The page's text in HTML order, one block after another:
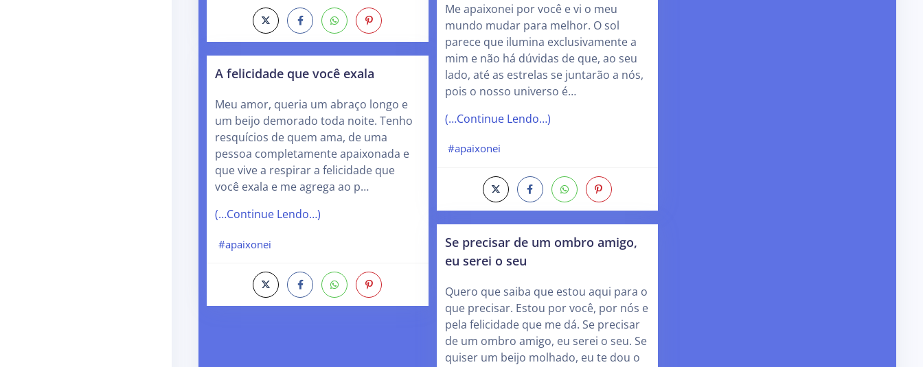
A felicidade que você exala
Meu amor, queria um abraço longo e
um beijo demorado toda noite. Tenho
resquícios de quem ama, de uma
pessoa completamente apaixonada e
que vive a respirar a felicidade que
você exala e me agrega ao p…
(…Continue Lendo…)
#apaixonei
Me apaixonei por você e vi o meu
mundo mudar para melhor. O sol
parece que ilumina exclusivamente a
mim e não há dúvidas de que, ao seu
lado, até as estrelas se juntarão a nós,
pois o nosso universo é…
(…Continue Lendo…)
#apaixonei
Se precisar de um ombro amigo,
eu serei o seu
Quero que saiba que estou aqui para o
que precisar. Estou por você, por nós e
pela felicidade que me dá. Se precisar
de um ombro amigo, eu serei o seu. Se
quiser um beijo molhado, eu te dou o